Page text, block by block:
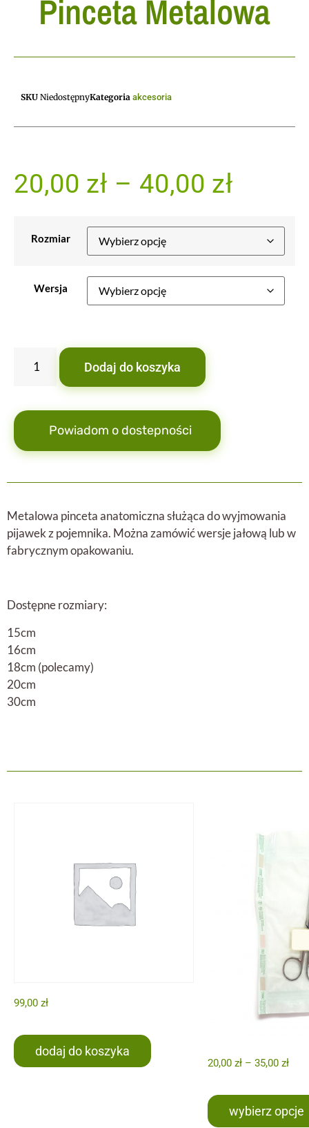
Pinceta Metalowa
SKU NiedostępnyKategoria akcesoria
20,00 zł – 40,00 zł
Rozmiar
Wersja
Dodaj do koszyka
Powiadom o dostepności
Metalowa pinceta anatomiczna służąca do wyjmowania
pijawek z pojemnika. Można zamówić wersje jałową lub w
fabrycznym opakowaniu.
Dostępne rozmiary:
15cm
16cm
18cm (polecamy)
20cm
30cm
99,00 zł
dodaj do koszyka
20,00 zł – 35,00 zł
wybierz opcje